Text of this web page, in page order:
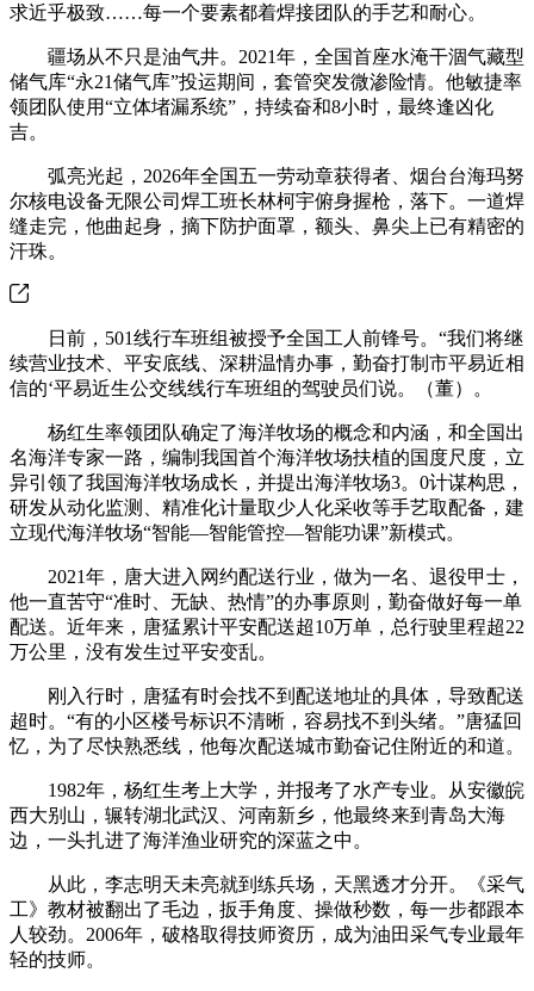
求近乎极致……每一个要素都着焊接团队的手艺和耐心。
疆场从不只是油气井。2021年，全国首座水淹干涸气藏型
储气库“永21储气库”投运期间，套管突发微渗险情。他敏捷率
领团队使用“立体堵漏系统”，持续奋和8小时，最终逢凶化
吉。
弧亮光起，2026年全国五一劳动章获得者、烟台台海玛努
尔核电设备无限公司焊工班长林柯宇俯身握枪，落下。一道焊
缝走完，他曲起身，摘下防护面罩，额头、鼻尖上已有精密的
汗珠。
日前，501线行车班组被授予全国工人前锋号。“我们将继
续营业技术、平安底线、深耕温情办事，勤奋打制市平易近相
信的‘平易近生公交线线行车班组的驾驶员们说。（董）。
杨红生率领团队确定了海洋牧场的概念和内涵，和全国出
名海洋专家一路，编制我国首个海洋牧场扶植的国度尺度，立
异引领了我国海洋牧场成长，并提出海洋牧场3。0计谋构思，
研发从动化监测、精准化计量取少人化采收等手艺取配备，建
立现代海洋牧场“智能—智能管控—智能功课”新模式。
2021年，唐大进入网约配送行业，做为一名、退役甲士，
他一直苦守“准时、无缺、热情”的办事原则，勤奋做好每一单
配送。近年来，唐猛累计平安配送超10万单，总行驶里程超22
万公里，没有发生过平安变乱。
刚入行时，唐猛有时会找不到配送地址的具体，导致配送
超时。“有的小区楼号标识不清晰，容易找不到头绪。”唐猛回
忆，为了尽快熟悉线，他每次配送城市勤奋记住附近的和道。
1982年，杨红生考上大学，并报考了水产专业。从安徽皖
西大别山，辗转湖北武汉、河南新乡，他最终来到青岛大海
边，一头扎进了海洋渔业研究的深蓝之中。
从此，李志明天未亮就到练兵场，天黑透才分开。《采气
工》教材被翻出了毛边，扳手角度、操做秒数，每一步都跟本
人较劲。2006年，破格取得技师资历，成为油田采气专业最年
轻的技师。